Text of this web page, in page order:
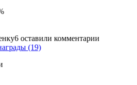
6 оставили комментарии
(19)